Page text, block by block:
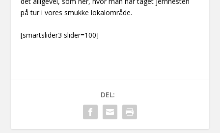
på tur i vores smukke lokalområde.
[smartslider3 slider=100]
DEL: